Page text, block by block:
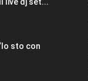
sto con